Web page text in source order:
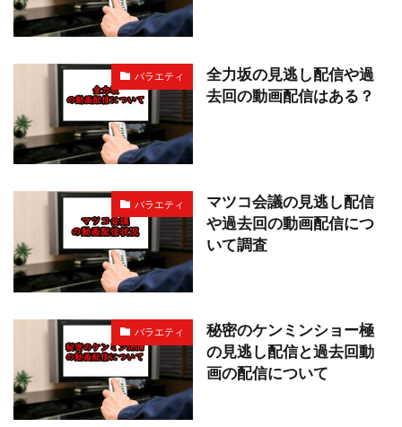
バラエティ
全力坂の見逃し配信や過
去回の動画配信はある？
バラエティ
マツコ会議の見逃し配信
や過去回の動画配信につ
いて調査
バラエティ
秘密のケンミンショー極
の見逃し配信と過去回動
画の配信について